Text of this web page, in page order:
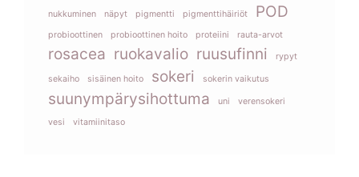
nukkuminen näpyt pigmentti pigmenttihäiriöt POD
probioottinen probioottinen hoito proteiini rauta-arvot
rosacea ruokavalio ruusufinni rypyt
sekaiho sisäinen hoito sokeri sokerin vaikutus
suunympärysihottuma uni
verensokeri
vesi
vitamiinitaso